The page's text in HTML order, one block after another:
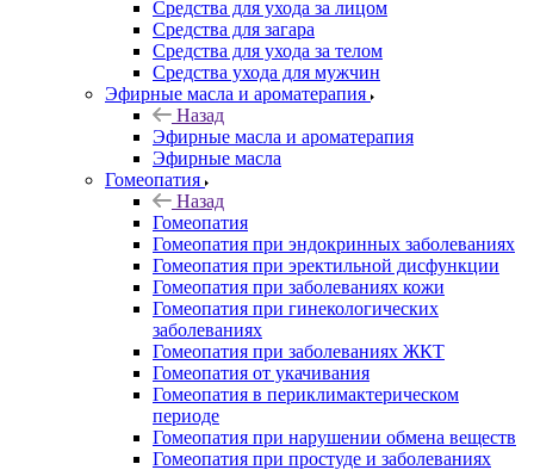
Средства для ухода за лицом
Средства для загара
Средства для ухода за телом
Средства ухода для мужчин
Эфирные масла и ароматерапия
Назад
Эфирные масла и ароматерапия
Эфирные масла
Гомеопатия
Назад
Гомеопатия
Гомеопатия при эндокринных заболеваниях
Гомеопатия при эректильной дисфункции
Гомеопатия при заболеваниях кожи
Гомеопатия при гинекологических
заболеваниях
Гомеопатия при заболеваниях ЖКТ
Гомеопатия от укачивания
Гомеопатия в периклимактерическом
периоде
Гомеопатия при нарушении обмена веществ
Гомеопатия при простуде и заболеваниях